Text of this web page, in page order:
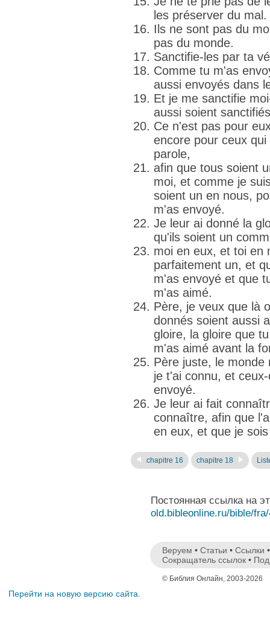
les préserver du mal.
Ils ne sont pas du
pas du monde.
Sanctifie-les par ta
Comme tu m'as
aussi envoyés dans
Et je me sanctifie
aussi soient
Ce n'est pas pour
encore pour ceux
parole,
afin que tous soient
moi, et comme je
soient un en nous,
m'as envoyé.
Je leur ai donné la
qu'ils soient un
moi en eux, et toi en
parfaitement un, et
m'as envoyé et que
m'as aimé.
Père, je veux que là
donnés soient aussi
gloire, la gloire que
m'as aimé avant la
Père juste, le
je t'ai connu, et
envoyé.
Je leur ai fait
connaître, afin que
en eux, et que je
chapitre 16 chapitre 18
Постоянная ссылка на
old.bibleonline.ru/bible/
Веруем • Статьи • Ссылки
Сокращатель ссылок •
© Библия Онлайн, 2003-2026
Перейти на новую версию сайта.